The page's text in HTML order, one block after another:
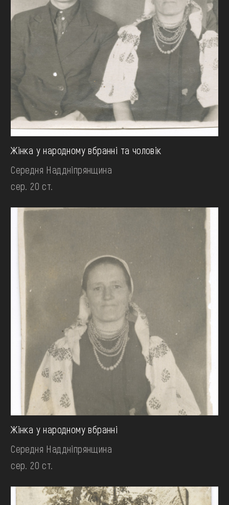
Жінка у народному вбранні та чоловік
Середня Наддніпрянщина
сер. 20 ст.
Жінка у народному вбранні
Середня Наддніпрянщина
сер. 20 ст.